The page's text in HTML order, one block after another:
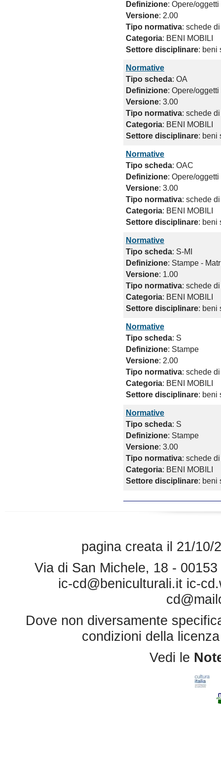
Definizione: Opere/oggetti
Versione: 2.00
Tipo normativa: schede
Categoria: BENI MOBILI
Settore disciplinare: beni
Normative
Tipo scheda: OA
Definizione: Opere/oggetti
Versione: 3.00
Tipo normativa: schede
Categoria: BENI MOBILI
Settore disciplinare: beni
Normative
Tipo scheda: OAC
Definizione: Opere/
Versione: 3.00
Tipo normativa: schede
Categoria: BENI MOBILI
Settore disciplinare: beni
Normative
Tipo scheda: S-MI
Definizione: Stampe -
Versione: 1.00
Tipo normativa: schede
Categoria: BENI MOBILI
Settore disciplinare: beni
Normative
Tipo scheda: S
Definizione: Stampe
Versione: 2.00
Tipo normativa: schede
Categoria: BENI MOBILI
Settore disciplinare: beni
Normative
Tipo scheda: S
Definizione: Stampe
Versione: 3.00
Tipo normativa: schede
Categoria: BENI MOBILI
Settore disciplinare: beni
pagina creata il 21/10/
Via di San Michele, 18 -
ic-cd@beniculturali.it ic-
Dove non diversamente
condizioni della
Vedi le